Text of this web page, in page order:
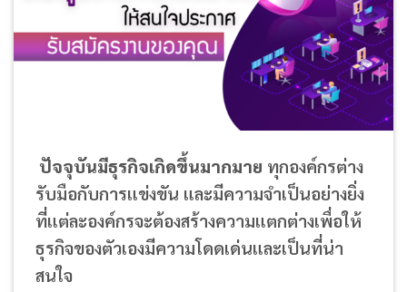
ปัจจุบันมีธุรกิจเกิดขึ้นมากมาย ทุกองค์กรต่าง
รับมือกับการแข่งขัน และมีความจำเป็นอย่างยิ่ง
ที่แต่ละองค์กรจะต้องสร้างความแตกต่างเพื่อให้
ธุรกิจของตัวเองมีความโดดเด่นและเป็นที่น่า
สนใจ